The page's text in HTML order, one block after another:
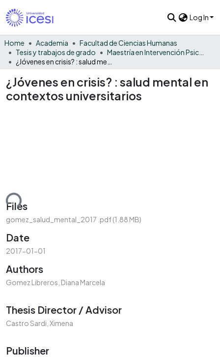
Log In
Home Academia
Facultad de Ciencias Humanas
Tesis y trabajos de grado
¿Jóvenes en crisis? : salud mental en
contextos universitarios
Files
gomez_salud_mental_2017 .pdf(1.88 MB)
Date
2017-01-01
Authors
Gomez Libreros, Diana Marcela
Thesis Director / Advisor
Castro Sardi, Ximena
Publisher